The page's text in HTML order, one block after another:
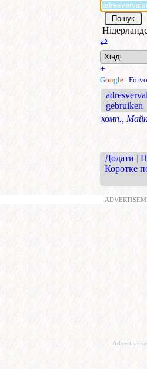
⇄
+
Google | Forvo
gebruiken
комп.,
Додати |
Коротке